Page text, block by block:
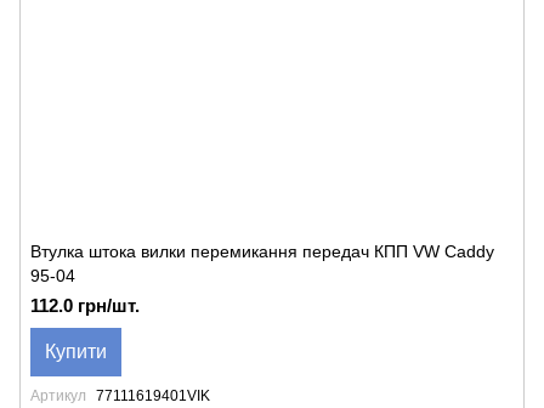
Втулка штока вилки перемикання передач КПП VW Caddy
95-04
112.0 грн/шт.
Купити
Артикул 77111619401VIK